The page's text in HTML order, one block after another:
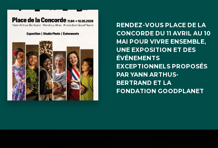
RENDEZ-VOUS PLACE DE LA
CONCORDE DU 11 AVRIL AU 10
MAI POUR VIVRE ENSEMBLE,
UNE EXPOSITION ET DES
ÉVÉNEMENTS
EXCEPTIONNELS PROPOSÉS
PAR YANN ARTHUS-
BERTRAND ET LA
FONDATION GOODPLANET